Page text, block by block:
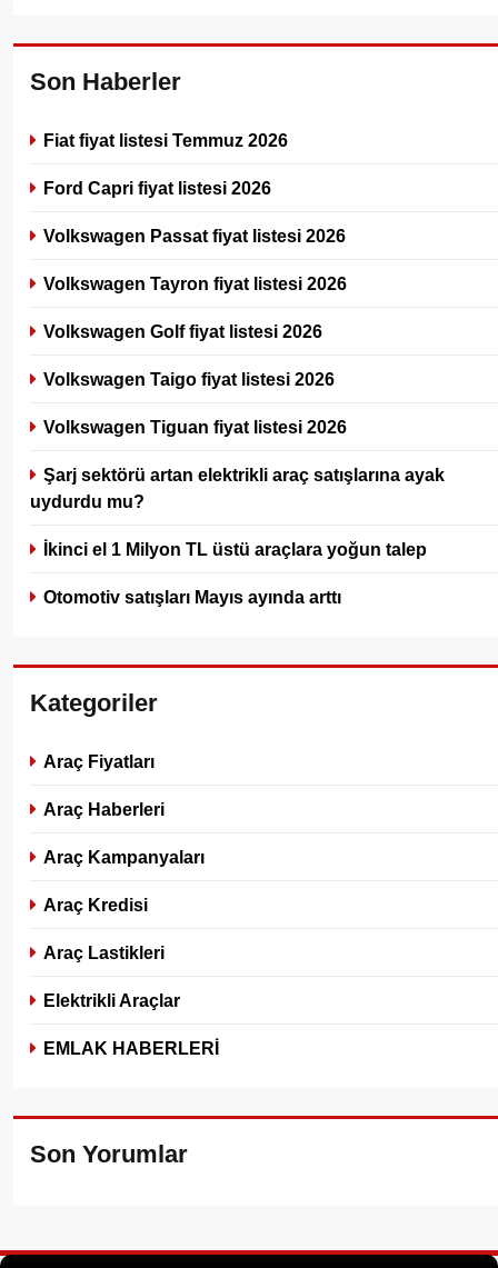
Son Haberler
Fiat fiyat listesi Temmuz 2026
Ford Capri fiyat listesi 2026
Volkswagen Passat fiyat listesi 2026
Volkswagen Tayron fiyat listesi 2026
Volkswagen Golf fiyat listesi 2026
Volkswagen Taigo fiyat listesi 2026
Volkswagen Tiguan fiyat listesi 2026
Şarj sektörü artan elektrikli araç satışlarına ayak
uydurdu mu?
İkinci el 1 Milyon TL üstü araçlara yoğun talep
Otomotiv satışları Mayıs ayında arttı
Kategoriler
Araç Fiyatları
Araç Haberleri
Araç Kampanyaları
Araç Kredisi
Araç Lastikleri
Elektrikli Araçlar
EMLAK HABERLERİ
Son Yorumlar